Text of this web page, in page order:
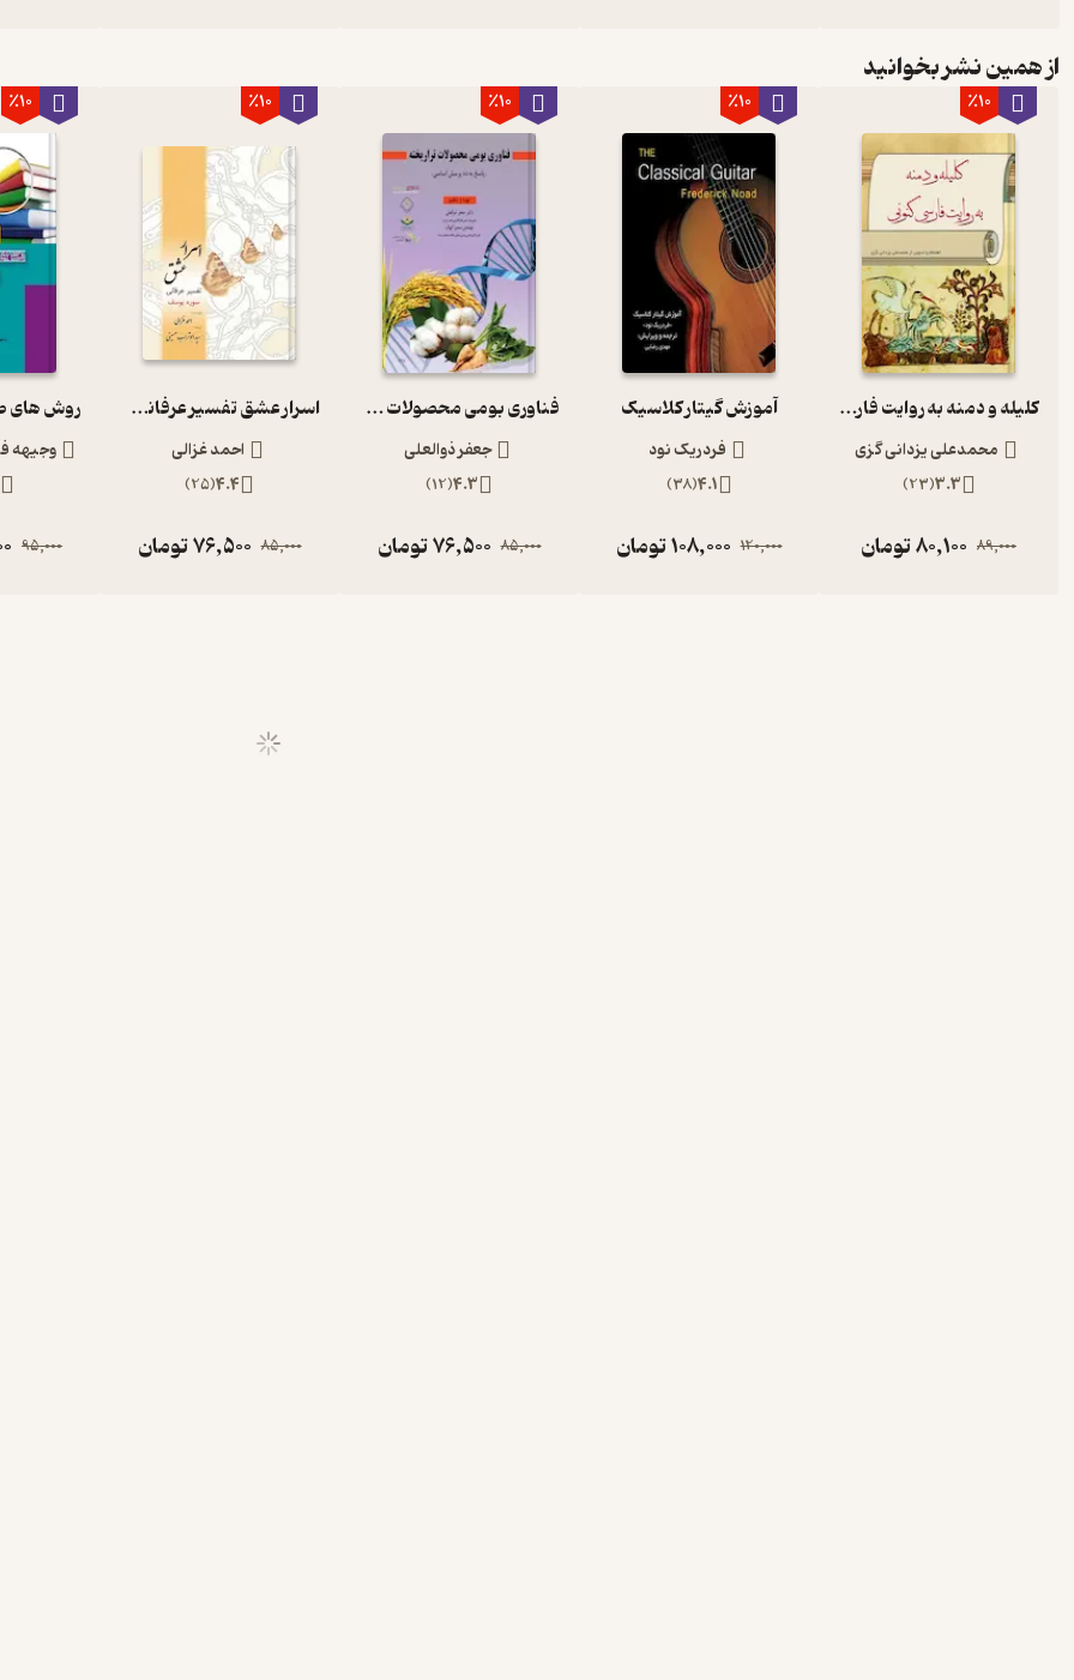
از همین نشر بخوانید
٪10
کلیله و دمنه به روایت فارسی کنونی
محمدعلی یزدانی گزی
3.3
(
23
)
89,000
80,100تومان
٪10
آموزش گیتار کلاسیک
فردریک نود
4.1
(
38
)
120,000
108,000تومان
٪10
فناوری بومی محصولات گیاهی تراریخته
جعفر ذوالعلی
4.3
(
12
)
85,000
76,500تومان
٪10
اسرار عشق تفسیر عرفانی سوره یوسف
احمد غزالی
4.4
(
25
)
85,000
76,500تومان
٪10
وجیهه
95,000